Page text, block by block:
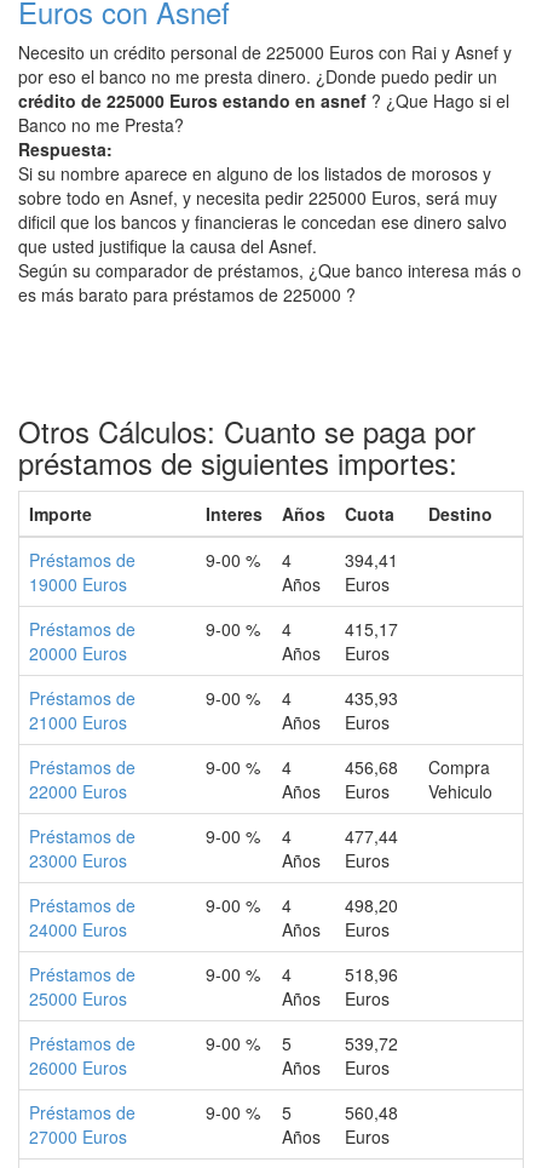
Euros con Asnef
Necesito un crédito personal de 225000 Euros con Rai y Asnef y
por eso el banco no me presta dinero. ¿Donde puedo pedir un
crédito de 225000 Euros estando en asnef ? ¿Que Hago si el
Banco no me Presta?
Respuesta:
Si su nombre aparece en alguno de los listados de morosos y
sobre todo en Asnef, y necesita pedir 225000 Euros, será muy
dificil que los bancos y financieras le concedan ese dinero salvo
que usted justifique la causa del Asnef.
Según su comparador de préstamos, ¿Que banco interesa más o
es más barato para préstamos de 225000 ?
Otros Cálculos: Cuanto se paga por
préstamos de siguientes importes:
Importe Interes Años Cuota
Destino
Préstamos de
19000 Euros
9-00 %
4
Años
394,41
Euros
Préstamos de
20000 Euros
9-00 %
4
Años
415,17
Euros
Préstamos de
21000 Euros
9-00 %
4
Años
435,93
Euros
Préstamos de
22000 Euros
9-00 %
4
Años
456,68
Euros
Compra
Vehiculo
Préstamos de
23000 Euros
9-00 %
4
Años
477,44
Euros
Préstamos de
24000 Euros
9-00 %
4
Años
498,20
Euros
Préstamos de
25000 Euros
9-00 %
4
Años
518,96
Euros
Préstamos de
26000 Euros
9-00 %
5
Años
539,72
Euros
Préstamos de
27000 Euros
9-00 %
5
Años
560,48
Euros